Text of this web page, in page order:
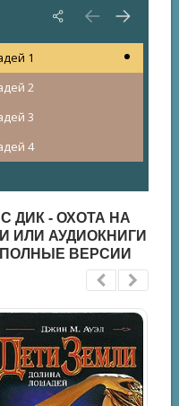
1
2
3
4
ДИК - ОХОТА НА
ИЛИ АУДИОКНИГИ
ВЕРСИИ